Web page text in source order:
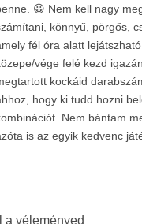
😀 Nem kell nagy
könnyű, pörgős,
fél óra alatt
vége felé kezd
kockáid
hogy ki tudd hozni
Nem bántam
is az egyik kedvenc
a véleményed